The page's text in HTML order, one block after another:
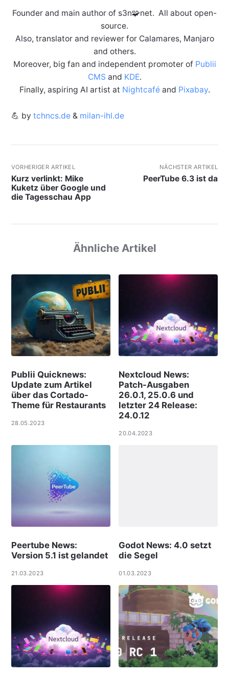
Founder and main author of s3n🧩net. All about open-
source.
Also, translator and reviewer for Calamares, Manjaro
and others.
Moreover, big fan and independent promoter of Publii
CMS and KDE.
Finally, aspiring AI artist at Nightcaféand Pixabay.
💪 by tchncs.de& milan-ihl.de
VORHERIGER ARTIKEL
Kurz verlinkt: Mike
Kuketz über Google und
die Tagesschau App
NÄCHSTER ARTIKEL
PeerTube 6.3 ist da
Ähnliche Artikel
Publii Quicknews:
Update zum Artikel
über das Cortado-
Theme für Restaurants
28.05.2023
Nextcloud News:
Patch-Ausgaben
26.0.1, 25.0.6 und
letzter 24 Release:
24.0.12
20.04.2023
Peertube News:
Version 5.1 ist gelandet
21.03.2023
Godot News: 4.0 setzt
die Segel
01.03.2023